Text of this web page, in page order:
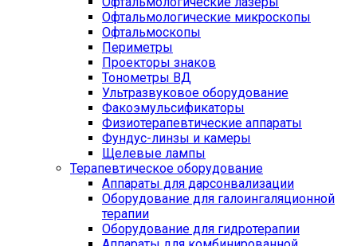
Офтальмологические микроскопы
Офтальмоскопы
Периметры
Проекторы знаков
Тонометры ВД
Ультразвуковое оборудование
Факоэмульсификаторы
Физиотерапевтические аппараты
Фундус-линзы и камеры
Щелевые лампы
Терапевтическое оборудование
Аппараты для дарсонвализации
Оборудование для галоингаляционной
терапии
Оборудование для гидротерапии